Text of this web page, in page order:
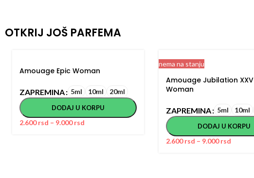
OTKRIJ JOŠ PARFEMA
Amouage Epic Woman
ZAPREMINA 5ml 10ml 20ml
DODAJ U KORPU
2.600rsd – 9.000rsd
nema na stanju
Amouage Jubilation XXV
Woman
ZAPREMINA 5ml 10ml
DODAJ U KORPU
2.600rsd – 9.000rsd